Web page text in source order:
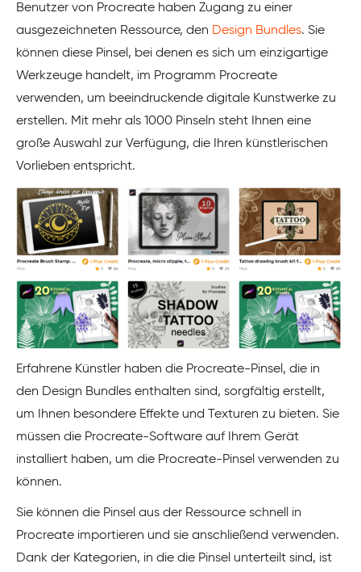
Benutzer von Procreate haben Zugang zu einer
ausgezeichneten Ressource, den Design Bundles. Sie
können diese Pinsel, bei denen es sich um einzigartige
Werkzeuge handelt, im Programm Procreate
verwenden, um beeindruckende digitale Kunstwerke zu
erstellen. Mit mehr als 1000 Pinseln steht Ihnen eine
große Auswahl zur Verfügung, die Ihren künstlerischen
Vorlieben entspricht.
Erfahrene Künstler haben die Procreate-Pinsel, die in
den Design Bundles enthalten sind, sorgfältig erstellt,
um Ihnen besondere Effekte und Texturen zu bieten. Sie
müssen die Procreate-Software auf Ihrem Gerät
installiert haben, um die Procreate-Pinsel verwenden zu
können.
Sie können die Pinsel aus der Ressource schnell in
Procreate importieren und sie anschließend verwenden.
Dank der Kategorien, in die die Pinsel unterteilt sind, ist